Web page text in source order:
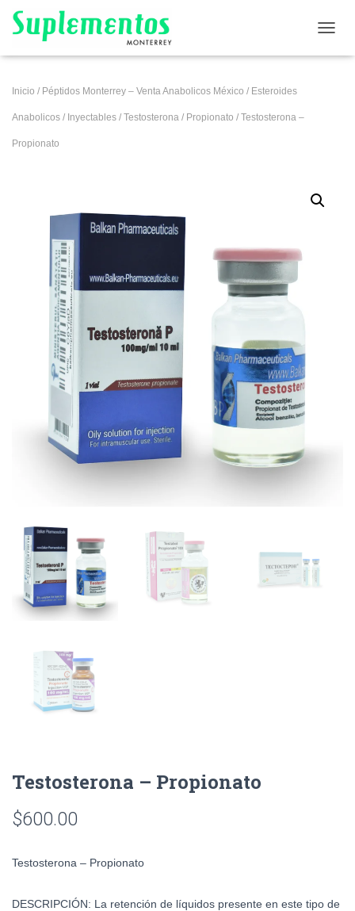
Inicio / Péptidos Monterrey – Venta Anabolicos México / Esteroides
Anabolicos / Inyectables / Testosterona / Propionato / Testosterona –
Propionato
Testosterona – Propionato
$600.00
Testosterona – Propionato
DESCRIPCIÓN: La retención de líquidos presente en este tipo de